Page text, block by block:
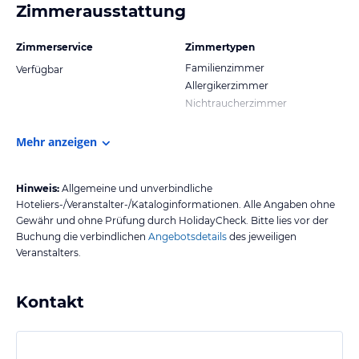
Zimmerausstattung
Zimmerservice
Verfügbar
Zimmertypen
Familienzimmer
Allergikerzimmer
Nichtraucherzimmer
Mehr anzeigen
Hinweis: Allgemeine und unverbindliche
Hoteliers-/Veranstalter-/Kataloginformationen. Alle Angaben ohne
Gewähr und ohne Prüfung durch HolidayCheck. Bitte lies vor der
Buchung die verbindlichen Angebotsdetails des jeweiligen
Veranstalters.
Kontakt